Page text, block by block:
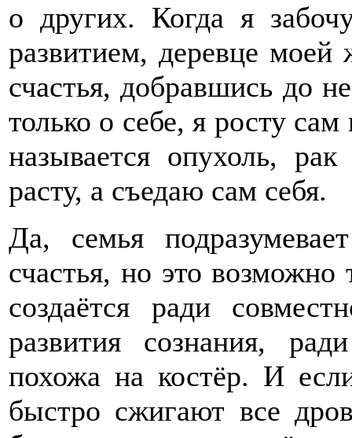
о других. Когда я
развитием, деревце моей
счастья, добравшись до
только о себе, я росту
называется опухоль,
расту, а съедаю сам себя.
Да, семья
счастья, но это возможно
создаётся ради
развития сознания,
похожа на костёр. И
быстро сжигают все